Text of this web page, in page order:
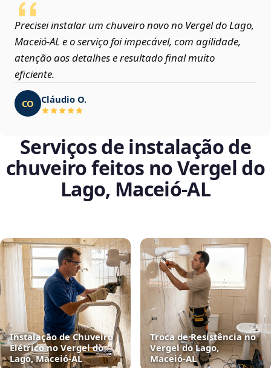
Precisei instalar um chuveiro novo no Vergel do Lago,
Maceió‑AL e o serviço foi impecável, com agilidade,
atenção aos detalhes e resultado final muito
eficiente.
CO Cláudio O.
Serviços de instalação de
chuveiro feitos no Vergel do
Lago, Maceió‑AL
Instalação de Chuveiro
Elétrico no Vergel do
Lago, Maceió‑AL
Troca de Resistência no
Vergel do Lago,
Maceió‑AL